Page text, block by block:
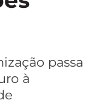
passa
à